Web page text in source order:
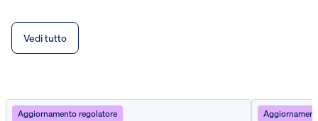
Vedi tutto
Aggiornamento regolatore